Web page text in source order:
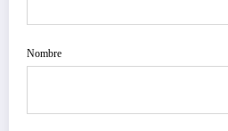
Nombre